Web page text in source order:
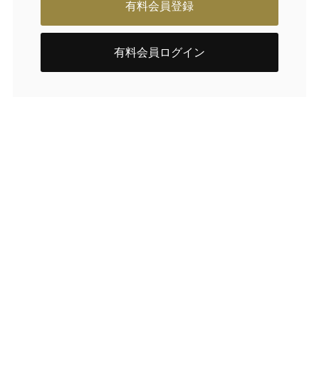
有料会員登録
有料会員ログイン